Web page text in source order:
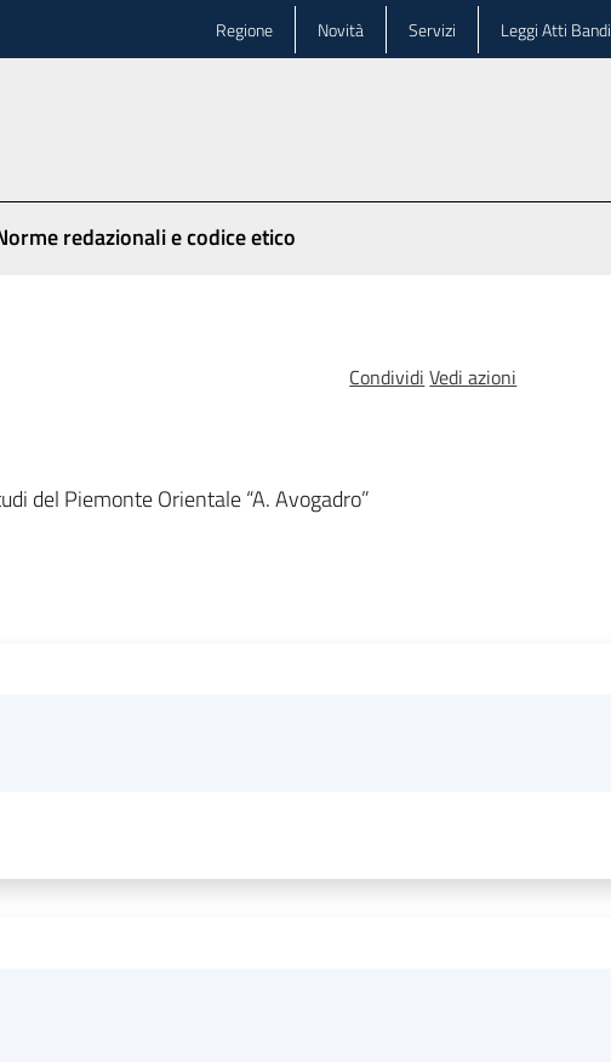
Regione Novità Servizi Leggi Atti Bandi
redazionali e codice etico
Condividi Vedi azioni
del Piemonte Orientale “A. Avogadro”